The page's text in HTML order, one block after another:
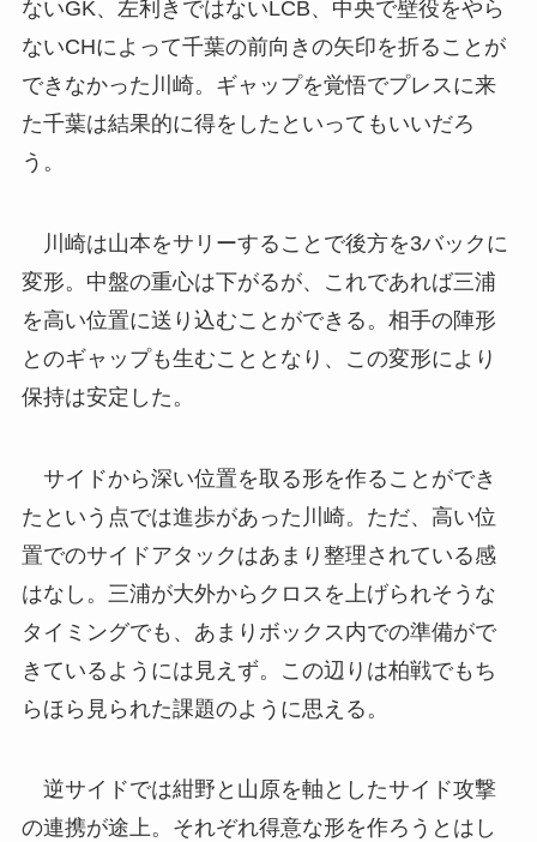
ないGK、左利きではないLCB、中央で壁役をやら
ないCHによって千葉の前向きの矢印を折ることが
できなかった川崎。ギャップを覚悟でプレスに来
た千葉は結果的に得をしたといってもいいだろ
う。
川崎は山本をサリーすることで後方を3バックに
変形。中盤の重心は下がるが、これであれば三浦
を高い位置に送り込むことができる。相手の陣形
とのギャップも生むこととなり、この変形により
保持は安定した。
サイドから深い位置を取る形を作ることができ
たという点では進歩があった川崎。ただ、高い位
置でのサイドアタックはあまり整理されている感
はなし。三浦が大外からクロスを上げられそうな
タイミングでも、あまりボックス内での準備がで
きているようには見えず。この辺りは柏戦でもち
らほら見られた課題のように思える。
逆サイドでは紺野と山原を軸としたサイド攻撃
の連携が途上。それぞれ得意な形を作ろうとはし